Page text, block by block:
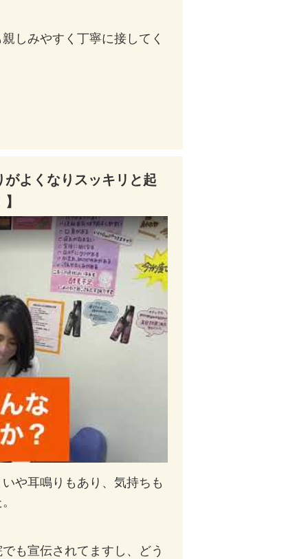
しみやすく丁寧に接してく
がよくなりスッキリと起
や耳鳴りもあり、気持ちも
も宣伝されてますし、どう